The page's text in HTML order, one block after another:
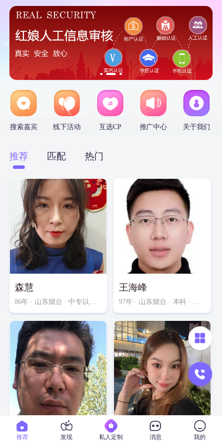
搜索嘉宾 线下活动 互选CP 推广中心 关于我们
推荐 匹配 热门
森慧
86年 · 山东烟台 · 中专以下 · 外企员工
王海峰
97年 · 山东烟台 · 本科 · 技术工人
华伟 橘子汽水
推荐 发现 私人定制 消息 我的